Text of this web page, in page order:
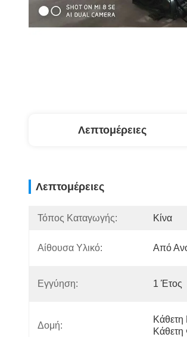
Λεπτομέρειες
Λεπτομέρειες
Τόπος Καταγωγής: Κίνα
Αίθουσα Υλικό: Από
Εγγύηση: 1 Έτος
Δομή:
Κάθετη